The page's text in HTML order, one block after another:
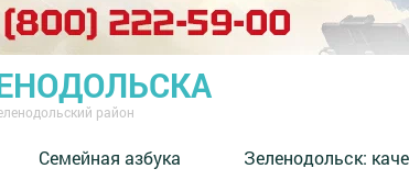
район
Семейная азбука ⁠Зеленодольск: